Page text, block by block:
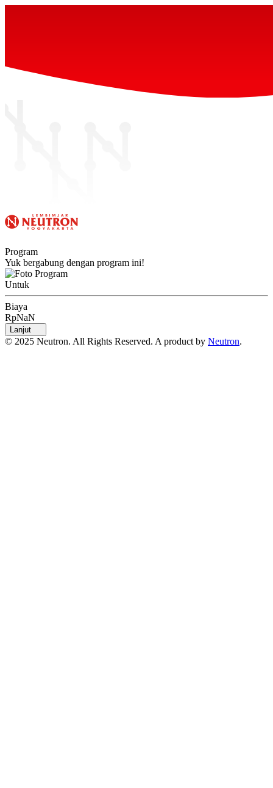
Program
Yuk bergabung dengan program ini!
Untuk
Biaya
RpNaN
Lanjut
© 2025 Neutron. All Rights Reserved. A product by Neutron.